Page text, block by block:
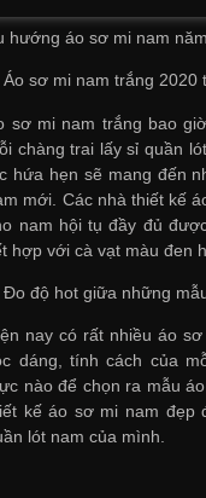
hướng áo sơ mi nam
Áo sơ mi nam trắng
sơ mi nam trắng bao
chàng trai lấy sỉ quần
hứa hẹn sẽ mang đến
mới. Các nhà thiết kế
nam hội tụ đầy đủ
hợp với cà vạt màu đen
Đo độ hot giữa những
nay có rất nhiều áo
dáng, tính cách của
nào để chọn ra mẫu
kế áo sơ mi nam đẹp
lót nam của mình.